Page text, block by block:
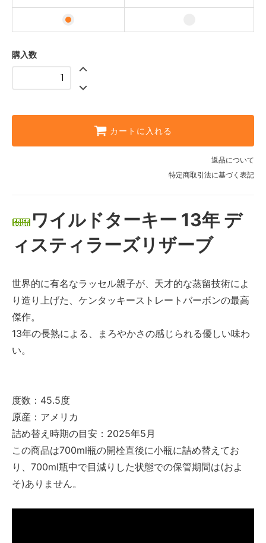
購入数
カートに入れる
返品について
特定商取引法に基づく表記
ワイルドターキー 13年 デ
ィスティラーズリザーブ
世界的に有名なラッセル親子が、天才的な蒸留技術によ
り造り上げた、ケンタッキーストレートバーボンの最高
傑作。
13年の長熟による、まろやかさの感じられる優しい味わ
い。
度数：45.5度
原産：アメリカ
詰め替え時期の目安：2025年5月
この商品は700ml瓶の開栓直後に小瓶に詰め替えてお
り、700ml瓶中で目減りした状態での保管期間は(およ
そ)ありません。